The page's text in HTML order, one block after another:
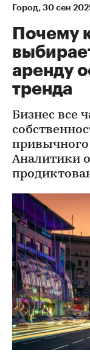
Город⁠, 30 сен
Почему
аренду
тренда
Бизнес все
Аналитики